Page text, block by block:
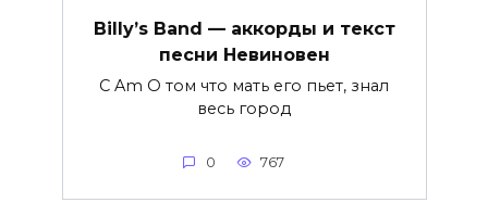
Billy’s Band — аккорды и текст
песни Невиновен
C Am О том что мать его пьет, знал
весь город
0 767